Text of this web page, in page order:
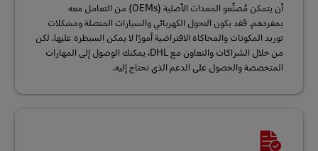
أن يتمكن مُصنِّعو المعدات الأصلية (OEMs) من التعامل معه
بمفردهم. فقد يكون التحول الكهربائي والسيارات المتصلة ومشكلات
توريد المكونات والمحاكاة الافتراضية أمورًا لا يمكن السيطرة عليها. لكن
من خلال الشراكات والتعاون مع DHL، يمكنك الوصول إلى المهارات
المتخصصة والحصول على الدعم الذي تحتاج إليه.